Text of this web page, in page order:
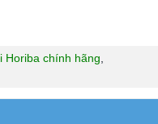
Horiba chính hãng